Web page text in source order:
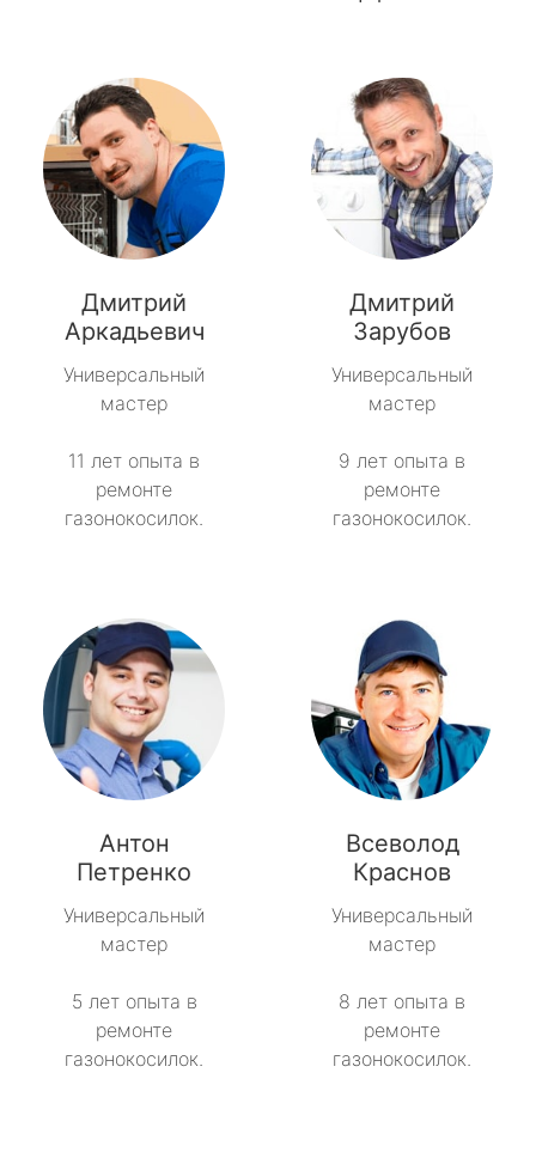
Дмитрий
Аркадьевич
Универсальный
мастер
11 лет опыта в
ремонте
газонокосилок.
Дмитрий
Зарубов
Универсальный
мастер
9 лет опыта в
ремонте
газонокосилок.
Антон
Петренко
Универсальный
мастер
5 лет опыта в
ремонте
газонокосилок.
Всеволод
Краснов
Универсальный
мастер
8 лет опыта в
ремонте
газонокосилок.